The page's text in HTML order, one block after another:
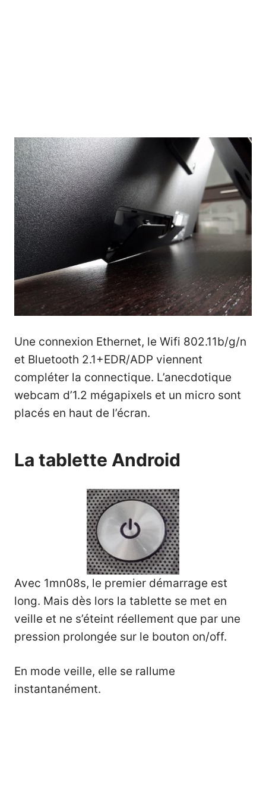
Une connexion Ethernet, le Wifi 802.11b/g/n
et Bluetooth 2.1+EDR/ADP viennent
compléter la connectique. L’anecdotique
webcam d’1.2 mégapixels et un micro sont
placés en haut de l’écran.
La tablette Android
Avec 1mn08s, le premier démarrage est
long. Mais dès lors la tablette se met en
veille et ne s’éteint réellement que par une
pression prolongée sur le bouton on/off.
En mode veille, elle se rallume
instantanément.